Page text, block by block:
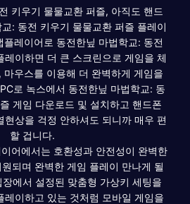
키우기 물물교환 퍼즐, 아직도 핸드
: 동전 키우기 물물교환 퍼즐 플레이
레이어로 동전한닢 마법학교: 동전
레이하면 더 큰 스크린으로 게임을 체
마우스를 이용해 더 완벽하게 게임을
로 녹스에서 동전한닢 마법학교: 동
게임 다운로드 및 설치하고 핸드폰
현상을 걱정 안하셔도 되니까 매우 편
할 겁니다.
어에서는 호환성과 안전성이 완벽한
되며 완벽한 게임 플레이 만나게 될
에서 설정된 맞춤형 가상키 세팅을
레이하고 있는 것처럼 모바일 게임을